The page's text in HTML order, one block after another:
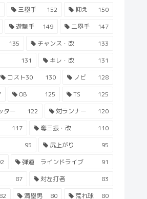
三塁手 152 抑え
150
遊撃手 149 二塁手
147
135 チャンス・改
133
131 キレ・改
131
コスト30 130 ノビ
128
OB 125 TS
125
ター
122 対ランナー
120
117 奪三振・改
110
95 尻上がり
95
弾道 ラインドライブ
91
87 対左打者
83
82 満塁男 80 荒れ球 80